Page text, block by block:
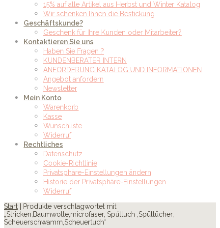
15% auf alle Artikel aus Herbst und Winter Katalog
Wir schenken Ihnen die Bestickung
Geschäftskunde?
Geschenk für Ihre Kunden oder Mitarbeiter?
Kontaktieren Sie uns
Haben Sie Fragen ?
KUNDENBERATER INTERN
ANFORDERUNG KATALOG UND INFORMATIONEN
Angebot anfordern
Newsletter
Mein Konto
Warenkorb
Kasse
Wunschliste
Widerruf
Rechtliches
Datenschutz
Cookie-Richtlinie
Privatsphäre-Einstellungen ändern
Historie der Privatsphäre-Einstellungen
Widerruf
Start | Produkte verschlagwortet mit
„Stricken,Baumwolle,microfaser, Spültuch ,Spültücher,
Scheuerschwamm,Scheuertuch“